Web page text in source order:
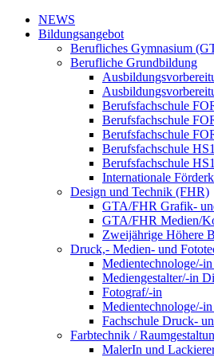
NEWS
Bildungsangebot
Berufliches Gymnasium
Berufliche Grundbildung
Berufsfachschule
Berufsfachschule
Berufsfachschule
Berufsfachschule
Berufsfachschule
Internationale
Design und Technik (FHR)
GTA/FHR Grafik-
GTA/FHR Medien/
Zweijährige Höhere
Druck,- Medien- und
Medientechnologe/-
Mediengestalter/-in
Fotograf/-in
Medientechnologe/-
Fachschule Druck-
Farbtechnik /
MalerIn und